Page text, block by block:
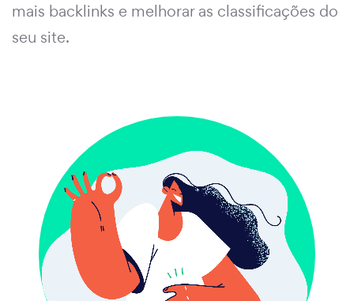
mais backlinks e melhorar as classificações do
seu site.